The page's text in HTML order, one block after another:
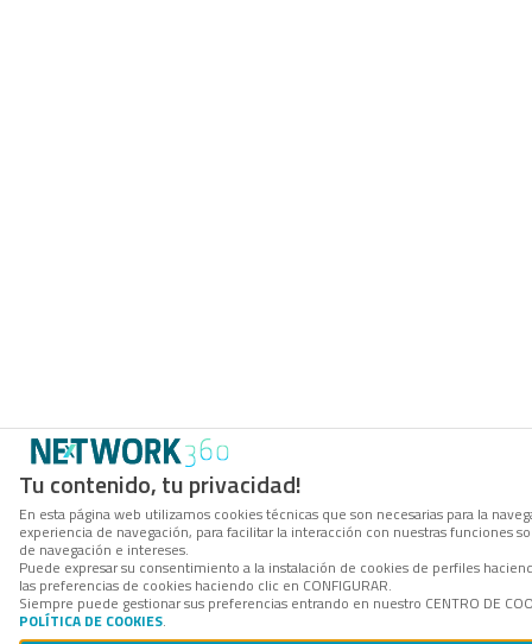
Tu contenido, tu privacidad!
En esta página web utilizamos cookies técnicas que son necesarias para la
experiencia de navegación, para facilitar la interacción con nuestras funciones
de navegación e intereses.
Puede expresar su consentimiento a la instalación de cookies de perfiles
las preferencias de cookies haciendo clic en CONFIGURAR.
Siempre puede gestionar sus preferencias entrando en nuestro CENTRO DE
POLÍTICA DE COOKIES.